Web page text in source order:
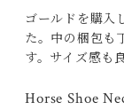
ゴールドを購入
た。中の梱包も
す。サイズ感も
Horse Shoe